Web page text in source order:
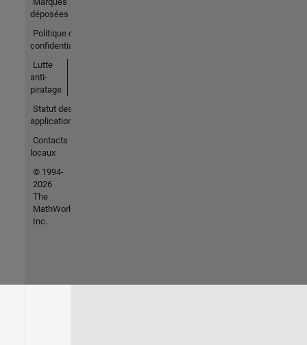
déposées
Politique de
confidentialité
Lutte
anti-
piratage
Statut des
applications
Contacts
locaux
© 1994-
2026
The
MathWorks,
Inc.